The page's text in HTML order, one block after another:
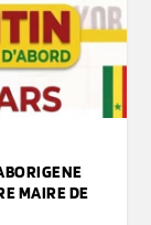
MAIRE DE